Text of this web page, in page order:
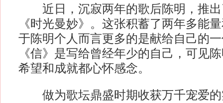
近日，沉寂两年的歌后陈明，推出
《时光曼妙》。这张积蓄了两年多能
于陈明个人而言更多的是献给自己的
《信》是写给曾经年少的自己，可见
希望和成就都心怀感念。
做为歌坛鼎盛时期收获万千宠爱的